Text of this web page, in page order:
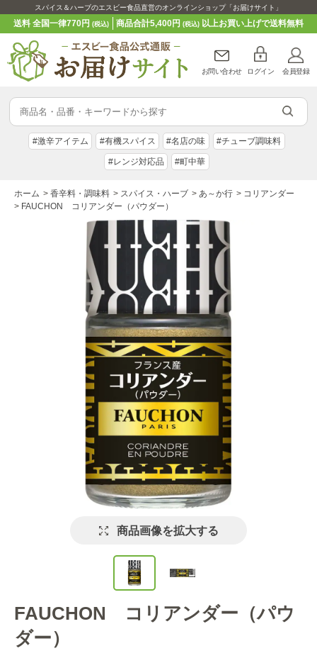
スパイス＆ハーブのエスビー食品直営のオンラインショップ「お届けサイト」
送料 全国一律770円(税込) 商品合計5,400円 (税込)以上お買い上げで送料無料
お問い合わせ ログイン 会員登録
#激辛アイテム #有機スパイス #名店の味 #チューブ調味料
#レンジ対応品 #町中華
ホーム > 香辛料・調味料 > スパイス・ハーブ > あ～か行 > コリアンダー
> FAUCHON コリアンダー（パウダー）
商品画像を拡大する
FAUCHON コリアンダー（パウ
ダー）